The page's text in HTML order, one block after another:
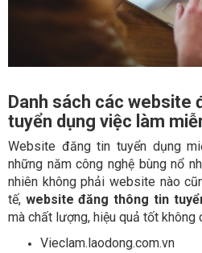
Danh sách các website
tuyển dụng việc làm
Website đăng tin tuyển dụng
những năm công nghệ bùng nổ
nhiên không phải website nào
tế, website đăng thông tin
mà chất lượng, hiệu quả tốt không
Vieclam.laodong.com.vn